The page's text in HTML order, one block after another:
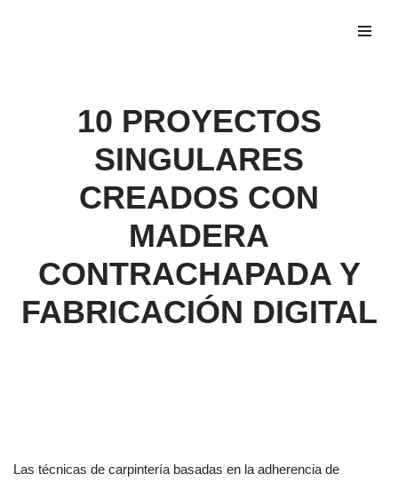
10 PROYECTOS
SINGULARES
CREADOS CON
MADERA
CONTRACHAPADA Y
FABRICACIÓN DIGITAL
Las técnicas de carpintería basadas en la adherencia de